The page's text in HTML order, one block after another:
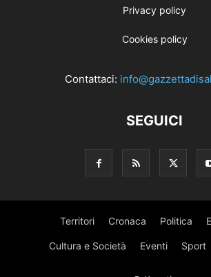
Privacy policy
Cookies policy
Contattaci:
SEGUICI
Territori Cronaca Politica
Cultura e Società Eventi Sport